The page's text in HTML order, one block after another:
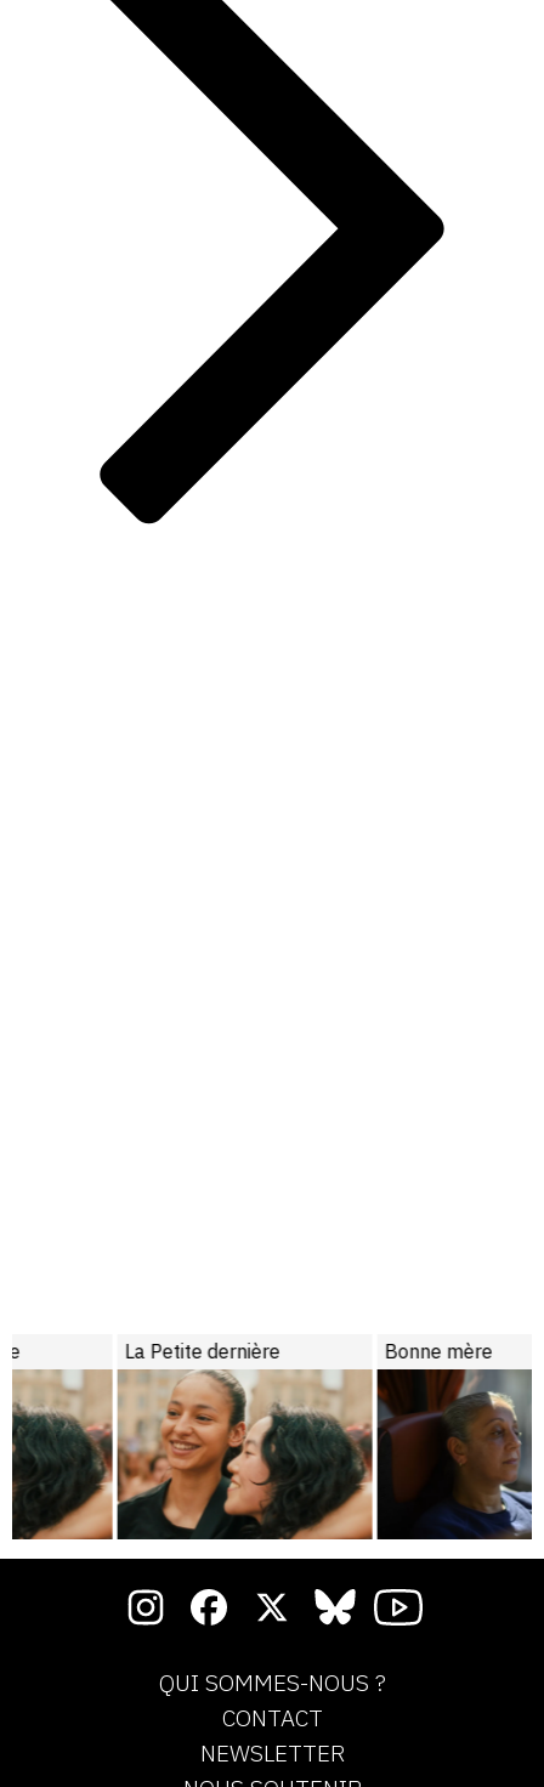
La Petite dernière Bonne mère
QUI SOMMES-NOUS ?
CONTACT
NEWSLETTER